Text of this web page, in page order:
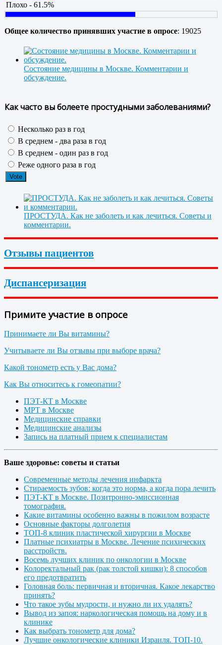
Плохо - 61.5%
Общее количество принявших участие в опросе: 19025
Состояние медицины в Москве. Комментарии и
обсуждение.
Как часто вы болеете простудными заболеваниями?
Несколько раз в год
В среднем - два раза в год
В среднем - один раз в год
Реже одного раза в год
ПРОСТУДА. Как не заболеть и как лечиться. Советы и
комментарии.
Отзывы пациентов
Диспансеризация
Примите участие в опросе
Принимаете ли Вы витамины?
Учитываете ли Вы отзывы при выборе врача?
Какой тонометр есть у Вас дома?
Как Вы относитесь к гомеопатии?
ПЭТ-КТ в Москве
МРТ в Москве
Медицинские справки
Медицинские анализы
Запись на платный прием к специалистам
Ваше здоровье: советы и статьи
Современные методы лечения инфаркта
Стираемость зубов: когда это норма, а когда пора лечить
ПЭТ-КТ в Москве. Позитронно-эмиссионная
томография.
Какие витамины особенно важны в пожилом возрасте
Основные факторы долголетия
ТОП-8 клиник пластической хирургии в Москве
Платные психиатры в Москве. Лечение психических
расстройств.
Восемь лучших клиник по онкологии в Москве
Колоректальный рак (рак толстой кишки): 8 способов
его предотвратить
Головная боль: первичная и вторичная. Какое лекарство
принять?
Что такое зубы мудрости, и нужно ли их удалять?
Вывод из запоя: наркологическая помощь на дому и в
клинике
Как выбрать тонометр для дома?
Лучшие онкологические клиники Израиля. ТОП-10.